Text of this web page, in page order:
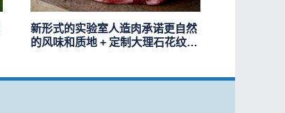
新形式的实验室人造肉承诺更自然
的风味和质地 + 定制大理石花纹符